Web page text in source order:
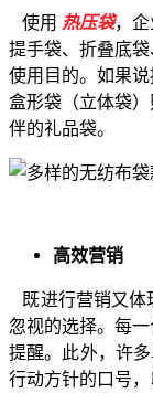
使用 热压袋，
提手袋、折叠底
使用目的。如果
盒形袋（立体袋
伴的礼品袋。
高效营销
既进行营销又体
忽视的选择。每
提醒。此外，许
行动方针的口号